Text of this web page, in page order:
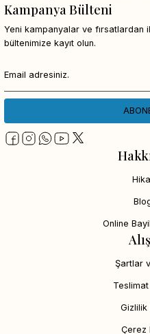
Online
Şartlar
Gizlilik
Çerez
Kampanya Bülteni
Yeni kampanyalar ve fırsatlardan
bültenimize kayıt olun.